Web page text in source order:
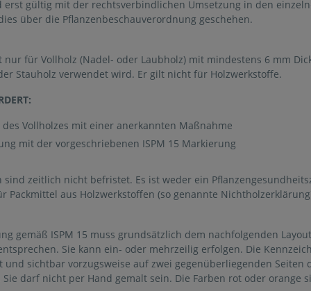
erst gültig mit der rechtsverbindlichen Umsetzung in den
über die Pflanzenbeschauverordnung geschehen.
nur für Vollholz (Nadel- oder Laubholz) mit mindestens 6 mm
Stauholz verwendet wird. Er gilt nicht für Holzwerkstoffe.
Vollholzes mit einer anerkannten Maßnahme
mit der vorgeschriebenen ISPM 15 Markierung
sind zeitlich nicht befristet. Es ist weder ein
Packmittel aus Holzwerkstoffen (so genannte
gemäß ISPM 15 muss grundsätzlich dem nachfolgenden
Sie kann ein- oder mehrzeilig erfolgen. Die
und sichtbar vorzugsweise auf zwei gegenüberliegenden Seiten
darf nicht per Hand gemalt sein. Die Farben rot oder orange